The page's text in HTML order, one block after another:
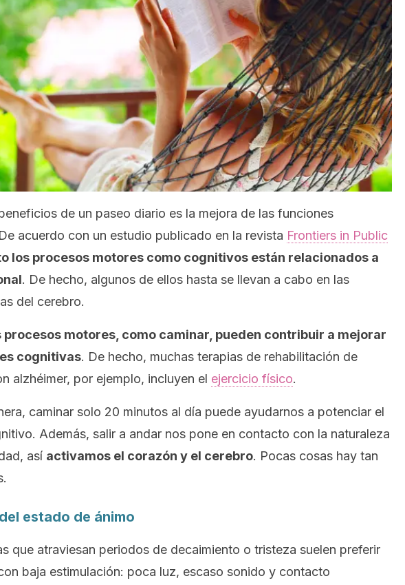
de un paseo diario es la mejora de las funciones
acuerdo con un estudio publicado en la revista Frontiers in Public
los procesos motores como cognitivos están relacionados a
. De hecho, algunos de ellos hasta se llevan a cabo en las
del cerebro.
procesos motores, como caminar, pueden contribuir a mejorar
cognitivas. De hecho, muchas terapias de rehabilitación de
alzhéimer, por ejemplo, incluyen el ejercicio físico.
caminar solo 20 minutos al día puede ayudarnos a potenciar el
Además, salir a andar nos pone en contacto con la naturaleza
así activamos el corazón y el cerebro. Pocas cosas hay tan
estado de ánimo
que atraviesan periodos de decaimiento o tristeza suelen preferir
baja estimulación: poca luz, escaso sonido y contacto